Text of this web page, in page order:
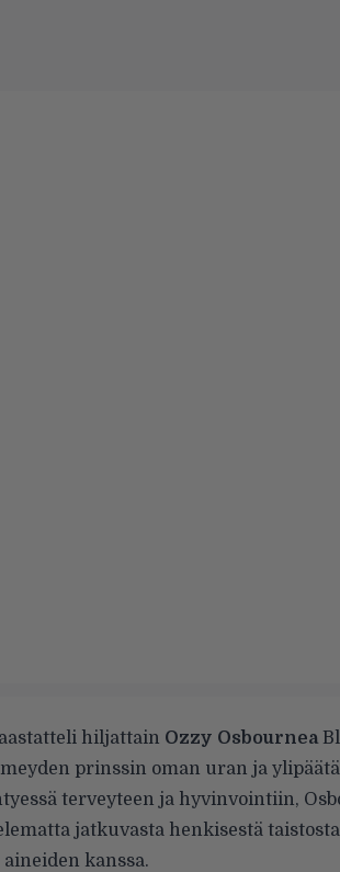
hiljattain Ozzy Osbournea
prinssin oman uran ja
terveyteen ja hyvinvointiin,
jatkuvasta henkisestä
kanssa.